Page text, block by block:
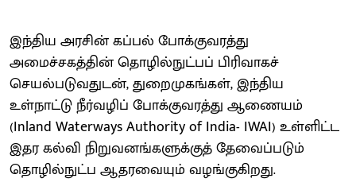
இந்திய அரசின் கப்பல் போக்குவரத்து
அமைச்சகத்தின் தொழில்நுட்பப் பிரிவாகச்
செயல்படுவதுடன், துறைமுகங்கள், இந்திய
உள்நாட்டு நீர்வழிப் போக்குவரத்து ஆணையம்
(Inland Waterways Authority of India- IWAI) உள்ளிட்ட
இதர கல்வி நிறுவனங்களுக்குத் தேவைப்படும்
தொழில்நுட்ப ஆதரவையும் வழங்குகிறது.